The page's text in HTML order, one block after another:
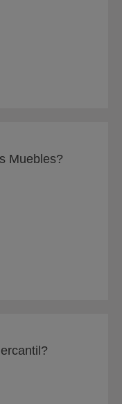
Muebles?